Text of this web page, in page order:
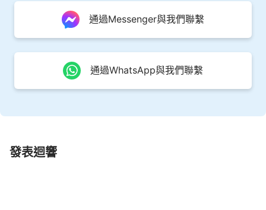
邁進，正向那一天「進攻」，這是神的計劃，在不久
的將來將會實現。但神口所説的都是神已作成的，足
了，大紅龍就在神的話中倒下了。
2 為了神計劃的圓滿成功，天使也下到人間下
正是仇敵滅亡之處，正是仇敵滅亡之處，中國首先第
一個被摧毁，被神的手滅没，神對它絲毫不留一點情
通過Messenger與我們聯繫
通過WhatsApp與我們聯繫
發表迴響